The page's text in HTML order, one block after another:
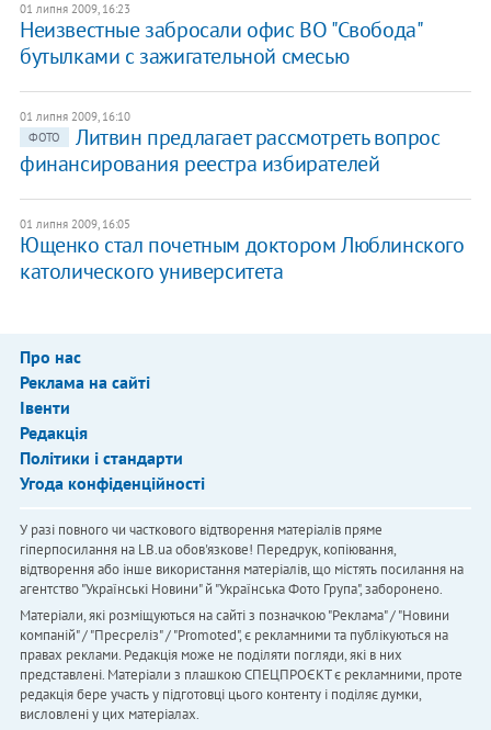
01 липня 2009, 16:23
Неизвестные забросали офис ВО "Свобода"
бутылками с зажигательной смесью
01 липня 2009, 16:10
ФОТО
Литвин предлагает рассмотреть вопрос
финансирования реестра избирателей
01 липня 2009, 16:05
Ющенко стал почетным доктором Люблинского
католического университета
Про нас
Реклама на сайті
Івенти
Редакція
Політики і стандарти
Угода конфіденційності
У разі повного чи часткового відтворення матеріалів пряме
гіперпосилання на LB.ua обов'язкове! Передрук, копіювання,
відтворення або інше використання матеріалів, що містять посилання на
агентство "Українськi Новини" й "Українська Фото Група", заборонено.
Матеріали, які розміщуються на сайті з позначкою "Реклама" / "Новини
компаній" / "Пресреліз" / "Promoted", є рекламними та публікуються на
правах реклами. Редакція може не поділяти погляди, які в них
представлені. Матеріали з плашкою СПЕЦПРОЄКТ є рекламними, проте
редакція бере участь у підготовці цього контенту і поділяє думки,
висловлені у цих матеріалах.